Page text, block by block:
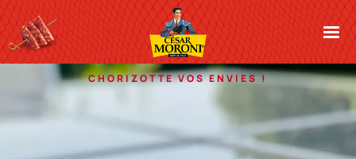
Cesar Moroni
CHORIZOTTE VOS ENVIES !